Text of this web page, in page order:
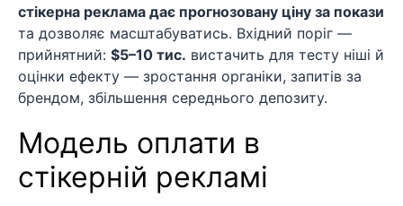
стікерна реклама дає прогнозовану ціну за покази
та дозволяє масштабуватись. Вхідний поріг —
прийнятний: $5–10 тис. вистачить для тесту ніші й
оцінки ефекту — зростання органіки, запитів за
брендом, збільшення середнього депозиту.
Модель оплати в
стікерній рекламі